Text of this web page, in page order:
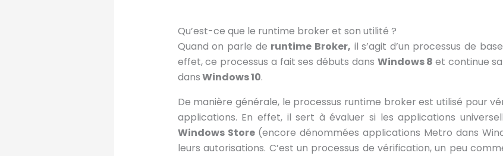
Qu’est-ce que le runtime broker et son utilité ?
Quand on parle de runtime Broker, il s’agit d’un processus de
effet, ce processus a fait ses débuts dans Windows 8 et continue
dansWindows 10.
De manière générale, le processus runtime broker est utilisé pour
applications. En effet, il sert à évaluer si les applications
Windows Store(encore dénommées applications Metro dans
leurs autorisations. C’est un processus de vérification, un peu